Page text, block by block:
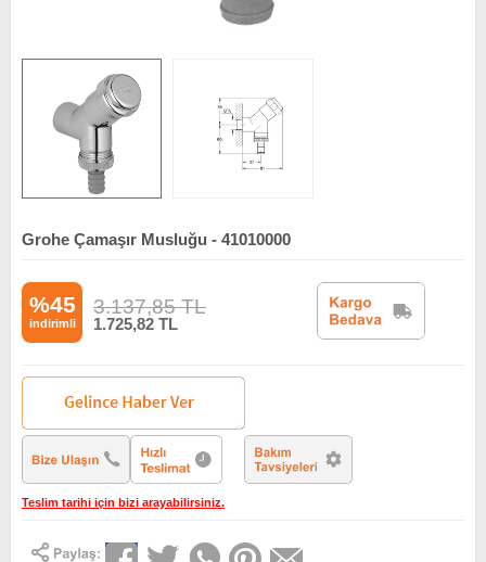
Grohe Çamaşır Musluğu - 41010000
%45
indirimli
3.137,85TL
1.725,82 TL
Teslim tarihi için bizi arayabilirsiniz.